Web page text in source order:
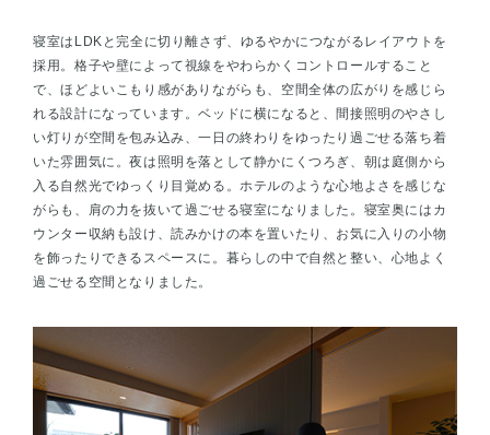
寝室はLDKと完全に切り離さず、ゆるやかにつながるレイアウトを
採用。格子や壁によって視線をやわらかくコントロールすること
で、ほどよいこもり感がありながらも、空間全体の広がりを感じら
れる設計になっています。ベッドに横になると、間接照明のやさし
い灯りが空間を包み込み、一日の終わりをゆったり過ごせる落ち着
いた雰囲気に。夜は照明を落として静かにくつろぎ、朝は庭側から
入る自然光でゆっくり目覚める。ホテルのような心地よさを感じな
がらも、肩の力を抜いて過ごせる寝室になりました。寝室奥にはカ
ウンター収納も設け、読みかけの本を置いたり、お気に入りの小物
を飾ったりできるスペースに。暮らしの中で自然と整い、心地よく
過ごせる空間となりました。